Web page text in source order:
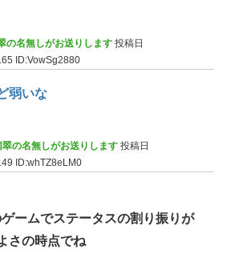
の名無しがお送りします 投稿日
ID:VowSg2880
弱いな
の名無しがお送りします 投稿日
ID:whTZ8eLM0
ームでステータスの割り振りが
さの時点でね